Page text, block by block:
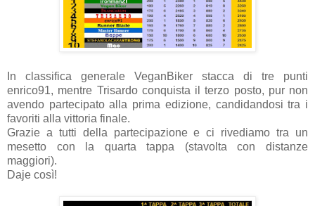
In classifica generale VeganBiker stacca di tre punti
enrico91, mentre Trisardo conquista il terzo posto, pur non
avendo partecipato alla prima edizione, candidandosi tra i
favoriti alla vittoria finale.
Grazie a tutti della partecipazione e ci rivediamo tra un
mesetto con la quarta tappa (stavolta con distanze
maggiori).
Daje così!